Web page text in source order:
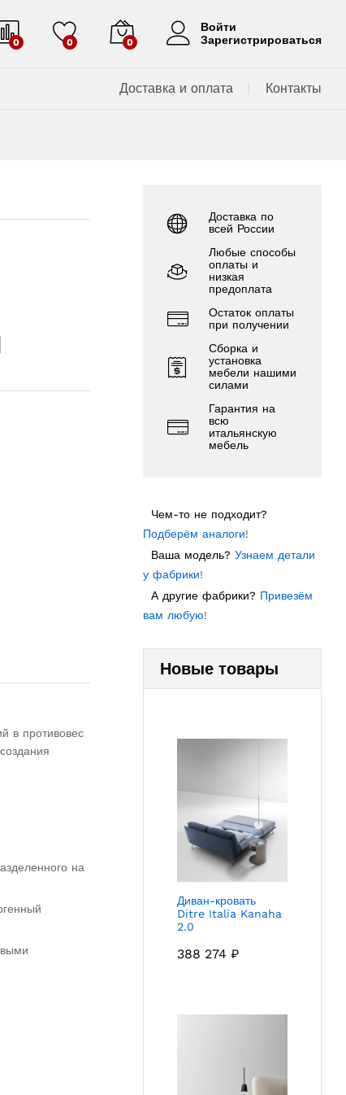
0 0 0
Войти
Зарегистрироваться
Доставка и оплата Контакты
в противовес
на
Доставка по
всей России
Любые способы
оплаты и
низкая
предоплата
Остаток оплаты
при получении
Сборка и
установка
мебели нашими
силами
Гарантия на
всю
итальянскую
мебель
Чем-то не подходит?
Подберём аналоги!
Ваша модель?Узнаем детали
у фабрики!
А другие фабрики? Привезём
вам любую!
Новые товары
Диван-кровать
Ditre Italia Kanaha
2.0
388 274₽